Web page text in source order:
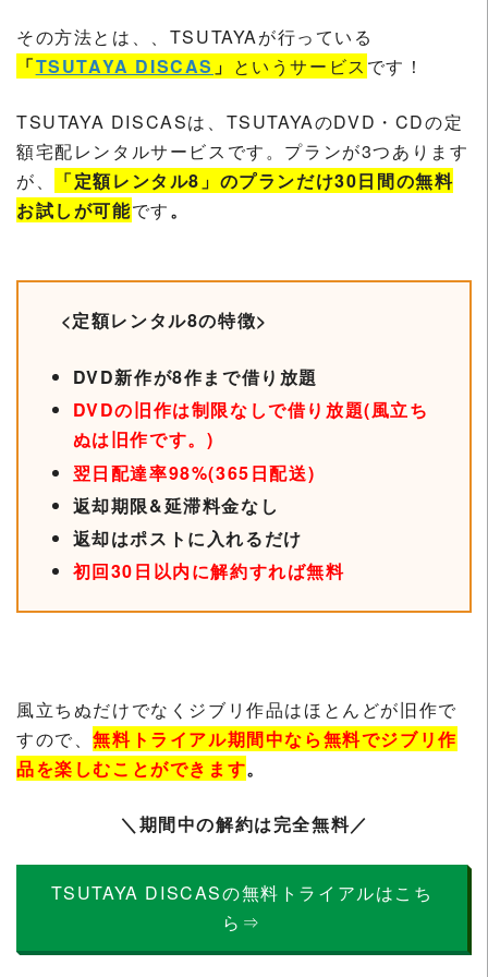
その方法とは、、TSUTAYAが行っている
「TSUTAYA DISCAS 」 というサービス です！
TSUTAYA DISCASは、TSUTAYAのDVD・CDの定
額宅配レンタルサービスです。プランが3つあります
が、
「定額レンタル8」のプランだけ30日間の無料
お試しが可能です。
<定額レンタル8の特徴>
DVD新作が8作まで借り放題
DVDの旧作は制限なしで借り放題(風立ち
ぬは旧作です。)
翌日配達率98%(365日配送)
返却期限&延滞料金なし
返却はポストに入れるだけ
初回30日以内に解約すれば無料
風立ちぬだけでなくジブリ作品はほとんどが旧作で
すので、無料トライアル期間中なら無料でジブリ作
品を楽しむことができます。
＼期間中の解約は完全無料／
TSUTAYA DISCASの無料トライアルはこち
ら⇒